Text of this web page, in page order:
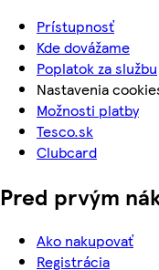
Prístupnosť
Kde dovážame
Poplatok za službu
Nastavenia
Možnosti platby
Tesco.sk
Clubcard
Pred prvým
Ako nakupovať
Registrácia